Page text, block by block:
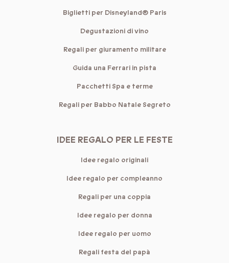
Biglietti per Disneyland® Paris
Degustazioni di vino
Regali per giuramento militare
Guida una Ferrari in pista
Pacchetti Spa e terme
Regali per Babbo Natale Segreto
IDEE REGALO PER LE FESTE
Idee regalo originali
Idee regalo per compleanno
Regali per una coppia
Idee regalo per donna
Idee regalo per uomo
Regali festa del papà